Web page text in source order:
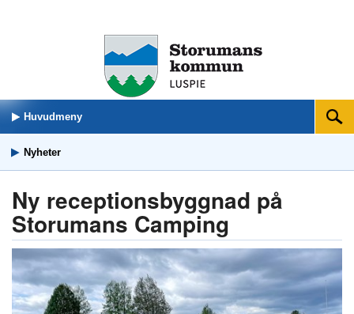
Huvudmeny Sök
Nyheter
Ny receptionsbyggnad på
Storumans Camping